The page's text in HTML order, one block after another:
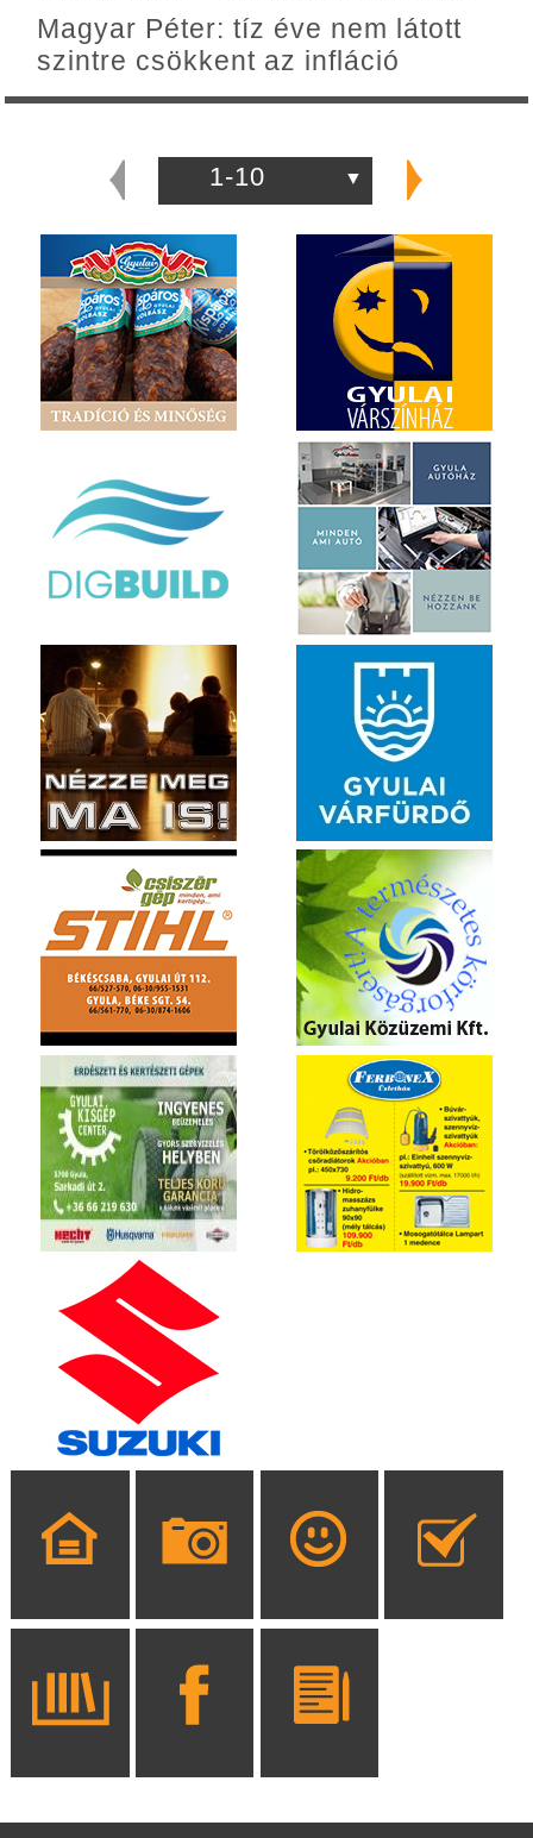
Magyar Péter: tíz éve nem látott
szintre csökkent az infláció
1-10